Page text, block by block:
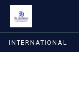
INTERNATIONAL